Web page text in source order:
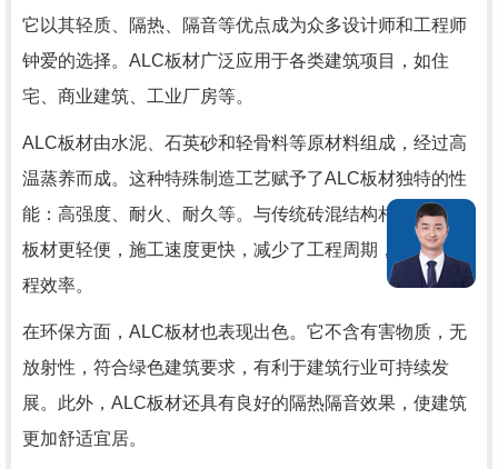
它以其轻质、隔热、隔音等优点成为众多设计师和工程师
钟爱的选择。ALC板材广泛应用于各类建筑项目，如住
宅、商业建筑、工业厂房等。
ALC板材由水泥、石英砂和轻骨料等原材料组成，经过高
温蒸养而成。这种特殊制造工艺赋予了ALC板材独特的性
能：高强度、耐火、耐久等。与传统砖混结构相比，ALC
板材更轻便，施工速度更快，减少了工程周期，提高了工
程效率。
在环保方面，ALC板材也表现出色。它不含有害物质，无
放射性，符合绿色建筑要求，有利于建筑行业可持续发
展。此外，ALC板材还具有良好的隔热隔音效果，使建筑
更加舒适宜居。